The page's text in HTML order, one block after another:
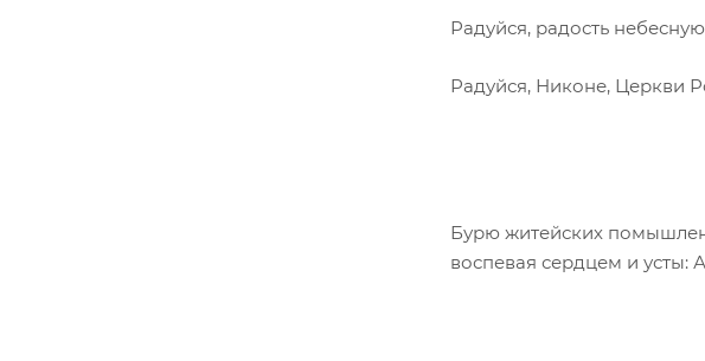
Радуйся, радость
Радуйся, Никоне, Церкви
Бурю житейских
воспевая сердцем и усты: